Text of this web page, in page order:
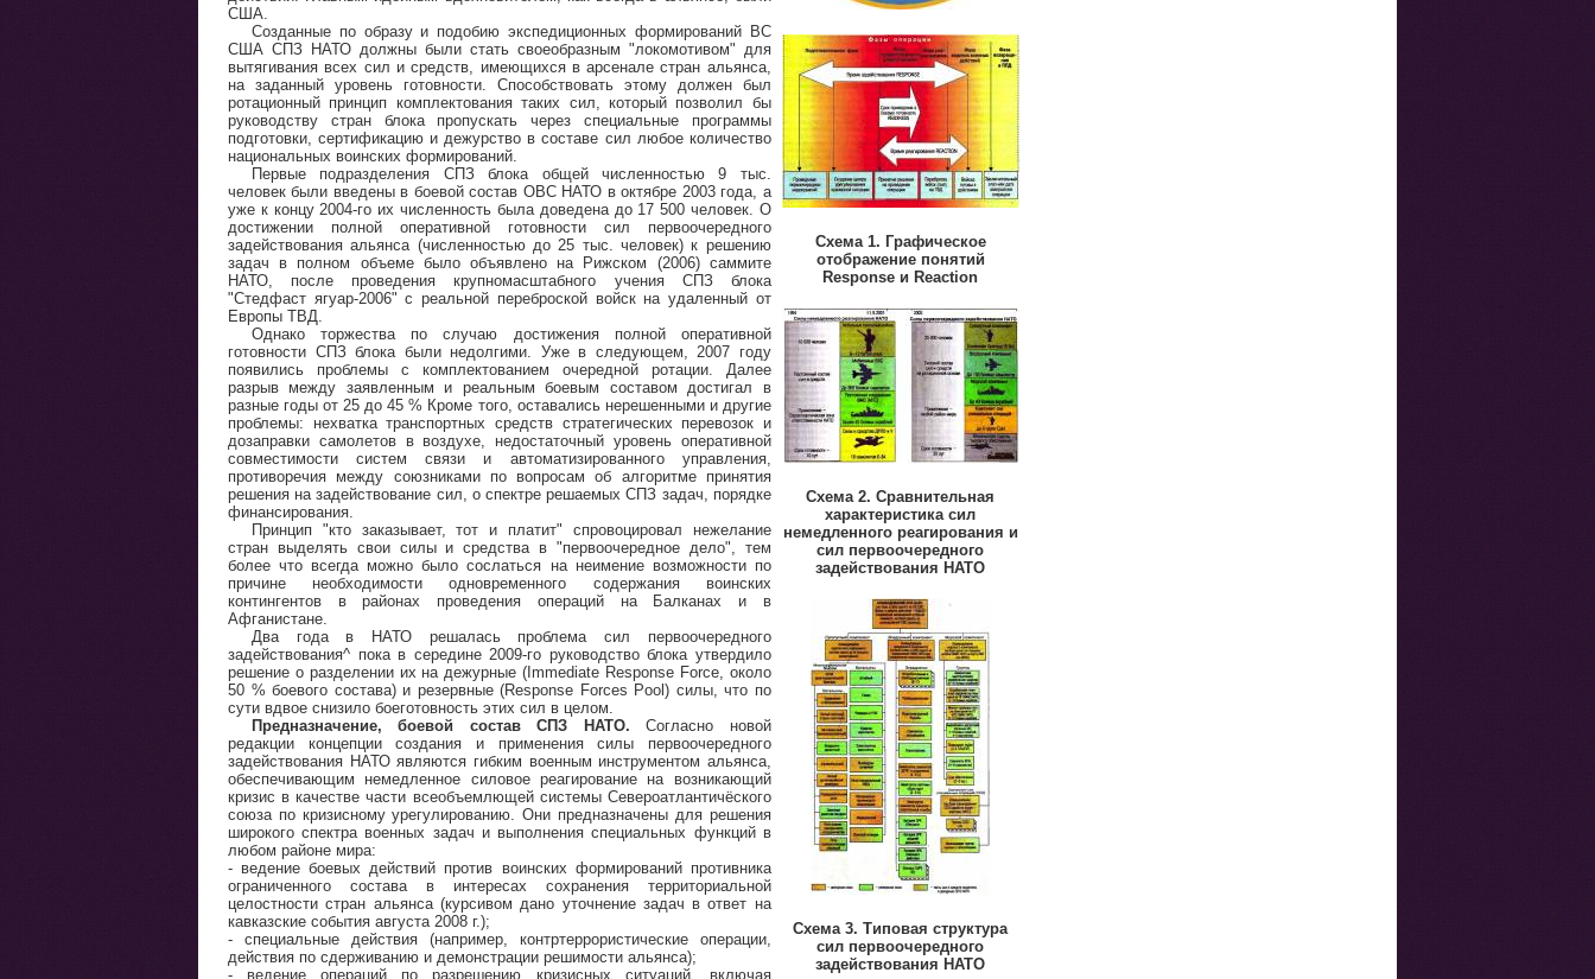
Схема 1. Графическое
отображение понятий
Response и Reaction
Схема 2. Сравнительная
характеристика сил
немедленного реагирования и
сил первоочередного
задействования НАТО
Схема 3. Типовая структура
сил первоочередного
задействования НАТО
США.
Созданные по образу и подобию экспедиционных формирований ВС
США СПЗ НАТО должны были стать своеобразным "локомотивом" для
вытягивания всех сил и средств, имеющихся в арсенале стран альянса,
на заданный уровень готовности. Способствовать этому должен был
ротационный принцип комплектования таких сил, который позволил бы
руководству стран блока пропускать через специальные программы
подготовки, сертификацию и дежурство в составе сил любое количество
национальных воинских формирований.
Первые подразделения СПЗ блока общей численностью 9 тыс.
человек были введены в боевой состав ОВС НАТО в октябре 2003 года, а
уже к концу 2004-го их численность была доведена до 17 500 человек. О
достижении полной оперативной готовности сил первоочередного
задействования альянса (численностью до 25 тыс. человек) к решению
задач в полном объеме было объявлено на Рижском (2006) саммите
НАТО, после проведения крупномасштабного учения СПЗ блока
"Стедфаст ягуар-2006" с реальной переброской войск на удаленный от
Европы ТВД.
Однако торжества по случаю достижения полной оперативной
готовности СПЗ блока были недолгими. Уже в следующем, 2007 году
появились проблемы с комплектованием очередной ротации. Далее
разрыв между заявленным и реальным боевым составом достигал в
разные годы от 25 до 45 % Кроме того, оставались нерешенными и другие
проблемы: нехватка транспортных средств стратегических перевозок и
дозаправки самолетов в воздухе, недостаточный уровень оперативной
совместимости систем связи и автоматизированного управления,
противоречия между союзниками по вопросам об алгоритме принятия
решения на задействование сил, о спектре решаемых СПЗ задач, порядке
финансирования.
Принцип "кто заказывает, тот и платит" спровоцировал нежелание
стран выделять свои силы и средства в "первоочередное дело", тем
более что всегда можно было сослаться на неимение возможности по
причине необходимости одновременного содержания воинских
контингентов в районах проведения операций на Балканах и в
Афганистане.
Два года в НАТО решалась проблема сил первоочередного
задействования^ пока в середине 2009-го руководство блока утвердило
решение о разделении их на дежурные (Immediate Response Force, около
50 % боевого состава) и резервные (Response Forces Pool) силы, что по
сути вдвое снизило боеготовность этих сил в целом.
Предназначение, боевой состав СПЗ НАТО.Согласно новой
редакции концепции создания и применения силы первоочередного
задействования НАТО являются гибким военным инструментом альянса,
обеспечивающим немедленное силовое реагирование на возникающий
кризис в качестве части всеобъемлющей системы Североатлантичёского
союза по кризисному урегулированию. Они предназначены для решения
широкого спектра военных задач и выполнения специальных функций в
любом районе мира:
- ведение боевых действий против воинских формирований противника
ограниченного состава в интересах сохранения территориальной
целостности стран альянса (курсивом дано уточнение задач в ответ на
кавказские события августа 2008 г.);
- специальные действия (например, контртеррористические операции,
действия по сдерживанию и демонстрации решимости альянса);
- ведение операций по разрешению кризисных ситуаций, включая